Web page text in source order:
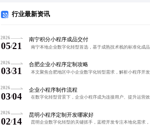
行业最新资讯
2026
05/21
南宁积分小程序成品交付
2026
03/31
合肥企业小程序定制攻略
2026
03/04
企业小程序制作流程
2026
02/14
昆明小程序定制开发哪家好